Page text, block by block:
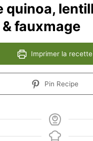
quinoa,
fauxmage
Imprimer la recette
Pin Recipe